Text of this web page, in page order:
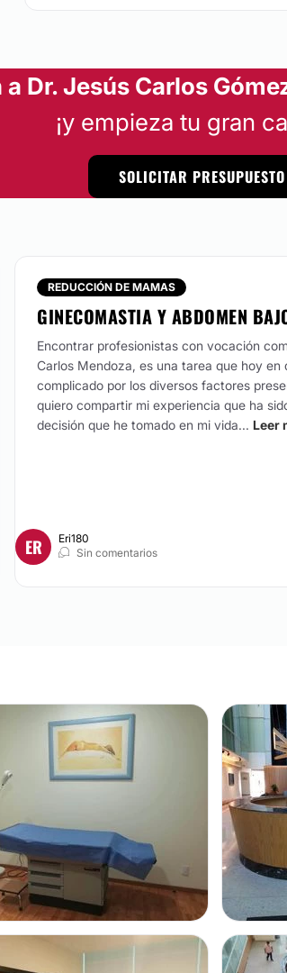
Dr. Jesús Carlos
¡y empieza tu gran
SOLICITAR PRESUPUESTO
REDUCCIÓN DE MAMAS
GINECOMASTIA Y ABDOMEN
Encontrar profesionistas con vocación
Carlos Mendoza, es una tarea que hoy en
complicado por los diversos factores
quiero compartir mi experiencia que ha
decisión que he tomado en mi vida... Leer
ER
Eri180
Sin comentarios